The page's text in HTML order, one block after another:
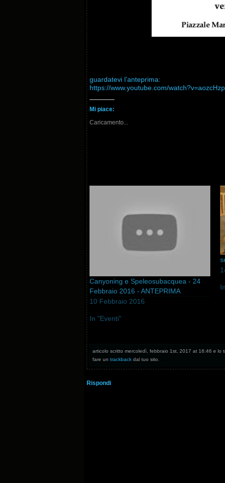
guardatevi l’anteprima:
https://www.youtube.com/
Mi piace:
Caricamento...
Canyoning e Speleosubacquea - 24
Febbraio 2016 - ANTEPRIMA
10 Febbraio 2016
In "Eventi"
articolo scritto mercoledì, febbraio 1st, 2017 at 16:46 e lo
fare un trackback dal tuo sito.
Rispondi